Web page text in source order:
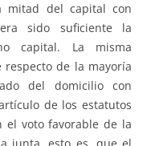
mitad del capital con
sido suficiente la
capital. La misma
de la mayoría
del domicilio con
de los estatutos
el voto favorable de la